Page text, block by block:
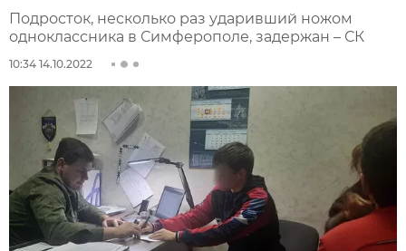
Подросток, несколько раз ударивший ножом
одноклассника в Симферополе, задержан – СК
10:34 14.10.2022